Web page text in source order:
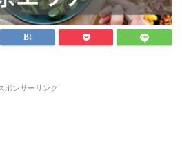
ポンサーリンク